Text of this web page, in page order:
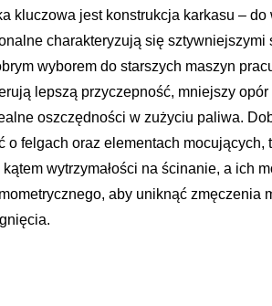
kluczowa jest konstrukcja karkasu –
charakteryzują się
wyborem do starszych maszyn
lepszą przyczepność, mniejszy
oszczędności w zużyciu paliwa.
o felgach oraz elementach mocujących,
wytrzymałości na ścinanie, a ich
aby uniknąć zmęczenia